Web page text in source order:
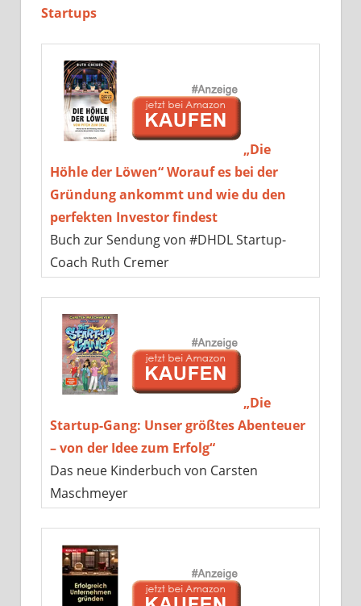
Startups
„Die
Höhle der Löwen“ Worauf es bei der
Gründung ankommt und wie du den
perfekten Investor findest
Buch zur Sendung von #DHDL Startup-
Coach Ruth Cremer
„Die
Startup-Gang: Unser größtes Abenteuer
– von der Idee zum Erfolg“
Das neue Kinderbuch von Carsten
Maschmeyer